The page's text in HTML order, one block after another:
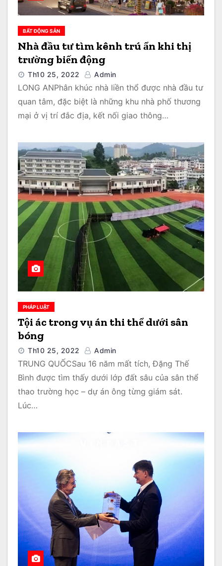
BẤT ĐỘNG SẢN
Nhà đầu tư tìm kênh trú ẩn khi thị
trường biến động
Th10 25, 2022 Admin
LONG ANPhân khúc nhà liền thổ được nhà đầu tư
quan tâm, đặc biệt là những khu nhà phố thương
mại ở vị trí đắc địa, kết nối giao thông…
PHÁP LUẬT
Tội ác trong vụ án thi thể dưới sân
bóng
Th10 25, 2022 Admin
TRUNG QUỐCSau 16 năm mất tích, Đặng Thế
Bình được tìm thấy dưới lớp đất sâu của sân thể
thao trường học – dự án ông từng giám sát.
Lúc…